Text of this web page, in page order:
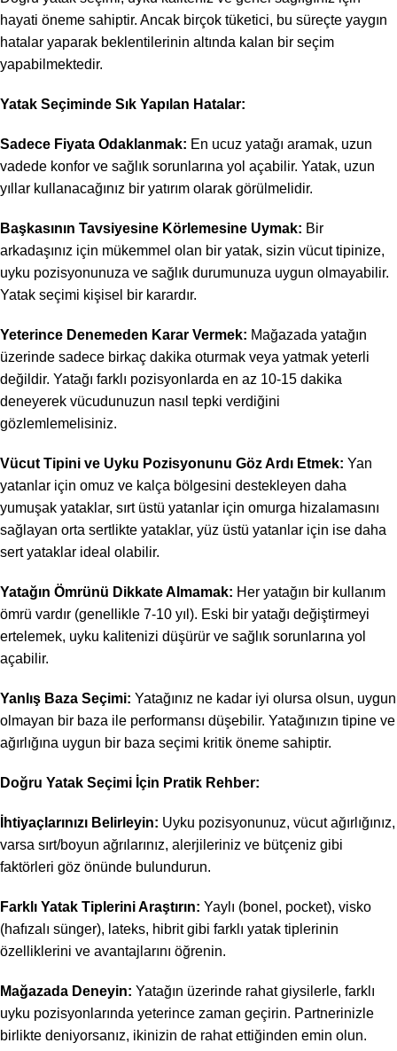
hayati öneme sahiptir. Ancak birçok tüketici, bu süreçte yaygın
hatalar yaparak beklentilerinin altında kalan bir seçim
yapabilmektedir.
Yatak Seçiminde Sık Yapılan Hatalar:
Sadece Fiyata Odaklanmak: En ucuz yatağı aramak, uzun
vadede konfor ve sağlık sorunlarına yol açabilir. Yatak, uzun
yıllar kullanacağınız bir yatırım olarak görülmelidir.
Başkasının Tavsiyesine Körlemesine Uymak: Bir
arkadaşınız için mükemmel olan bir yatak, sizin vücut tipinize,
uyku pozisyonunuza ve sağlık durumunuza uygun olmayabilir.
Yatak seçimi kişisel bir karardır.
Yeterince Denemeden Karar Vermek: Mağazada yatağın
üzerinde sadece birkaç dakika oturmak veya yatmak yeterli
değildir. Yatağı farklı pozisyonlarda en az 10-15 dakika
deneyerek vücudunuzun nasıl tepki verdiğini
gözlemlemelisiniz.
Vücut Tipini ve Uyku Pozisyonunu Göz Ardı Etmek: Yan
yatanlar için omuz ve kalça bölgesini destekleyen daha
yumuşak yataklar, sırt üstü yatanlar için omurga hizalamasını
sağlayan orta sertlikte yataklar, yüz üstü yatanlar için ise daha
sert yataklar ideal olabilir.
Yatağın Ömrünü Dikkate Almamak: Her yatağın bir kullanım
ömrü vardır (genellikle 7-10 yıl). Eski bir yatağı değiştirmeyi
ertelemek, uyku kalitenizi düşürür ve sağlık sorunlarına yol
açabilir.
Yanlış Baza Seçimi: Yatağınız ne kadar iyi olursa olsun, uygun
olmayan bir baza ile performansı düşebilir. Yatağınızın tipine ve
ağırlığına uygun bir baza seçimi kritik öneme sahiptir.
Doğru Yatak Seçimi İçin Pratik Rehber:
İhtiyaçlarınızı Belirleyin: Uyku pozisyonunuz, vücut ağırlığınız,
varsa sırt/boyun ağrılarınız, alerjileriniz ve bütçeniz gibi
faktörleri göz önünde bulundurun.
Farklı Yatak Tiplerini Araştırın: Yaylı (bonel, pocket), visko
(hafızalı sünger), lateks, hibrit gibi farklı yatak tiplerinin
özelliklerini ve avantajlarını öğrenin.
Mağazada Deneyin: Yatağın üzerinde rahat giysilerle, farklı
uyku pozisyonlarında yeterince zaman geçirin. Partnerinizle
birlikte deniyorsanız, ikinizin de rahat ettiğinden emin olun.